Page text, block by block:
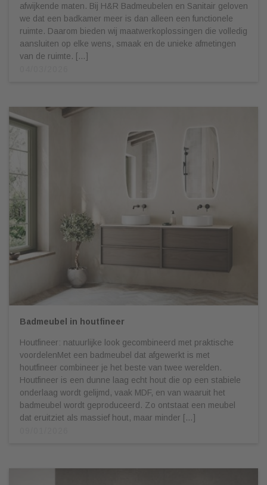
afwijkende maten. Bij H&R Badmeubelen en Sanitair geloven
we dat een badkamer meer is dan alleen een functionele
ruimte. Daarom bieden wij maatwerkoplossingen die volledig
aansluiten op elke wens, smaak en de unieke afmetingen
van de ruimte. […]
Badmeubel in houtfineer
Houtfineer: natuurlijke look gecombineerd met praktische
voordelenMet een badmeubel dat afgewerkt is met
houtfineer combineer je het beste van twee werelden.
Houtfineer is een dunne laag echt hout die op een stabiele
onderlaag wordt gelijmd, vaak MDF, en van waaruit het
badmeubel wordt geproduceerd. Zo ontstaat een meubel
dat eruitziet als massief hout, maar minder […]